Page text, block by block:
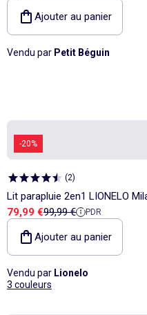
Ajouter au panier
Vendu par Petit Béguin
-20%
(2)
Lit parapluie 2en1 LIONELO
Lit bébé - 4cm matelas - Sac
Prix de vente
79,99 €Prix de référence
99,99 € PDR
Ajouter au panier
Vendu par Lionelo
3 couleurs